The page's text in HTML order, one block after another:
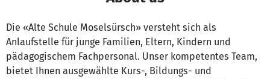
Die «Alte Schule Moselsürsch» versteht sich als
Anlaufstelle für junge Familien, Eltern, Kindern und
pädagogischem Fachpersonal. Unser kompetentes Team,
bietet Ihnen ausgewählte Kurs-, Bildungs- und